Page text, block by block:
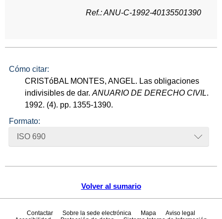
Volver al sumario
Ref.: ANU-C-1992-40135501390
Cómo citar:
CRISTóBAL MONTES, ANGEL. Las obligaciones
indivisibles de dar.ANUARIO DE DERECHO CIVIL.
1992. (4). pp. 1355-1390.
Formato:
ISO 690
Contactar Sobre la sede electrónica Mapa
Aviso legal